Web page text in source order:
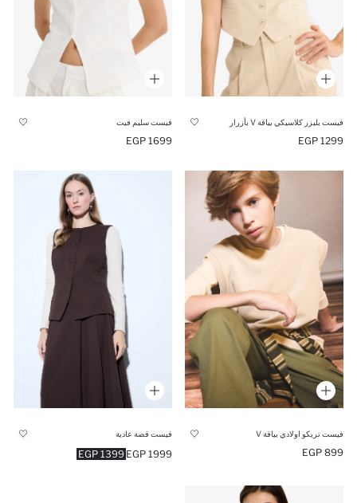
فيست بليزر كلاسيكي بياقة V بأزرار
1299 EGP
فيست سليم فيت
1699 EGP
فيست تريكو اولادي بياقة V
899 EGP
فيست قصة عادية
1399 EGP 1999 EGP